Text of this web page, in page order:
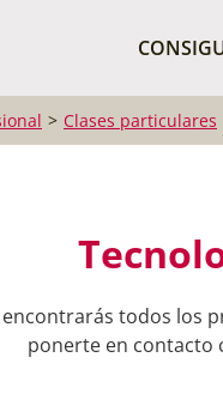
Clases particulares
todos los
ponerte en contacto